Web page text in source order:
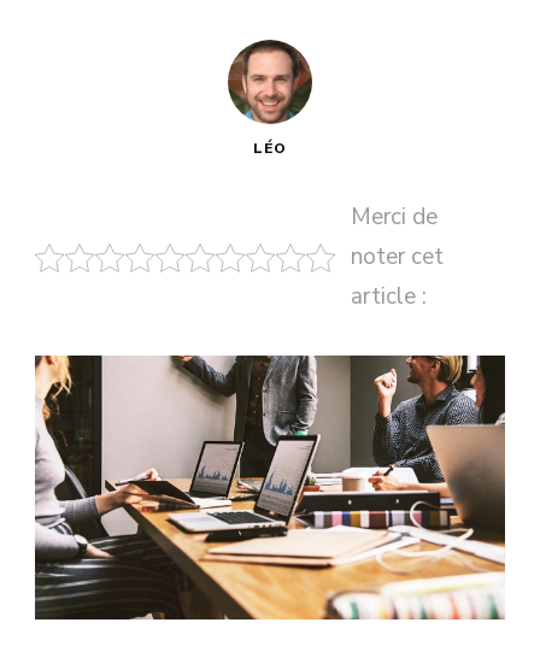
LÉO
Merci de
noter cet
article :